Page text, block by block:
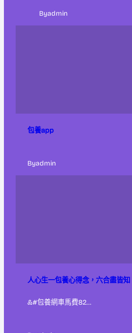
Byadmin
包養app
Byadmin
人心生一包養心得念，六合盡皆知
&#包養網車馬費82…